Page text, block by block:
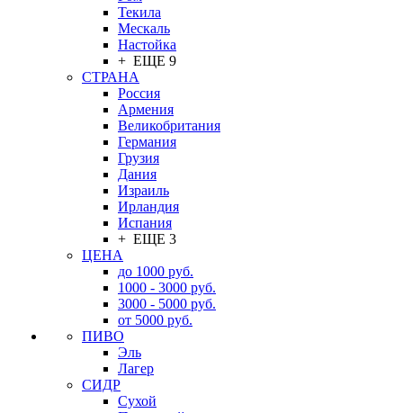
Текила
Мескаль
Настойка
+ ЕЩЕ 9
СТРАНА
Россия
Армения
Великобритания
Германия
Грузия
Дания
Израиль
Ирландия
Испания
+ ЕЩЕ 3
ЦЕНА
до 1000 руб.
1000 - 3000 руб.
3000 - 5000 руб.
от 5000 руб.
ПИВО
Эль
Лагер
СИДР
Сухой